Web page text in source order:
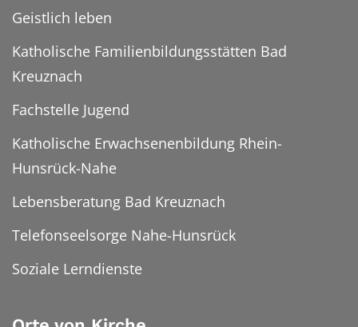
Geistlich leben
Katholische Familienbildungsstätten Bad
Kreuznach
Fachstelle Jugend
Katholische Erwachsenenbildung Rhein-
Hunsrück-Nahe
Lebensberatung Bad Kreuznach
Telefonseelsorge Nahe-Hunsrück
Soziale Lerndienste